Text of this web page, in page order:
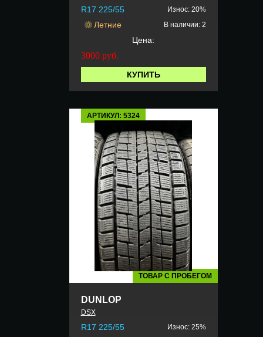
R17 225/55 Износ: 20%
Летние В наличии: 2
Цена:
3000 руб.
КУПИТЬ
АРТИКУЛ: 5324
ТОВАР С ПРОБЕГОМ
DUNLOP
DSX
R17 225/55 Износ: 25%